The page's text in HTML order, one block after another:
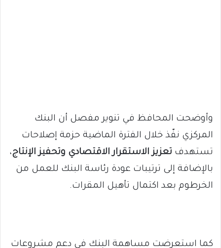
وأوضحت المحافظ في تنوير مفصل أن البنك
المركزي نفّذ خلال الفترة الماضية حزمة إصلاحات
تستهدف تعزيز الاستقرار الاقتصادي وتحفيز الإنتاج،
بالإضافة إلى ترتيبات عودة رئاسة البنك للعمل من
الخرطوم بعد اكتمال تأهيل المقرات.
كما استعرضت مساهمة البنك في دعم مشروعات